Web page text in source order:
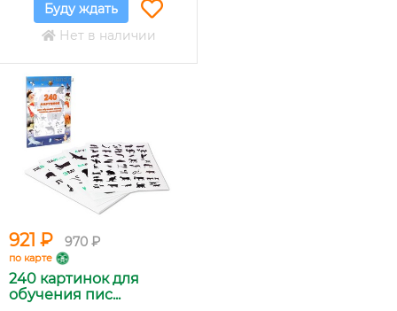
Буду ждать
Нет в наличии
921 ₽ 970 ₽
по карте
240 картинок для
обучения пис...